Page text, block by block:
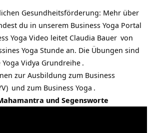
Gesundheitsförderung: Mehr über
du in unserem Business Yoga Portal
Yoga Video leitet Claudia Bauer von
Yoga Stunde an. Die Übungen sind
Yoga Vidya Grundreihe .
zur Ausbildung zum Business
und zum Business Yoga .
und Segensworte